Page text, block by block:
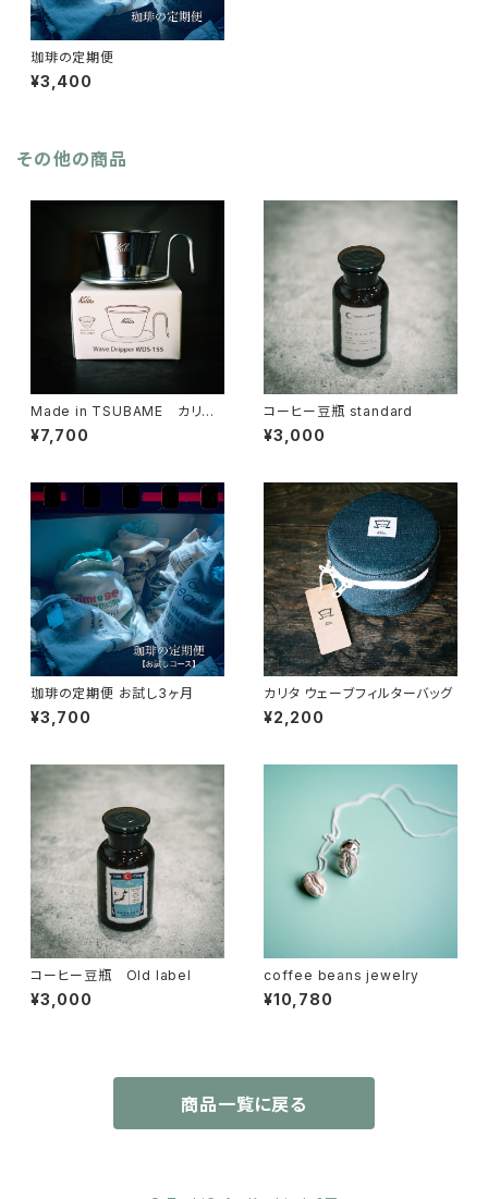
珈琲の定期便
¥3,400
その他の商品
Made in TSUBAME カリタ
WAVEフィルター
¥7,700
コーヒー豆瓶 standard
¥3,000
珈琲の定期便 お試し3ヶ月
¥3,700
カリタ ウェーブフィルターバッグ
¥2,200
コーヒー豆瓶 Old label
¥3,000
coffee beans jewelry
¥10,780
商品一覧に戻る